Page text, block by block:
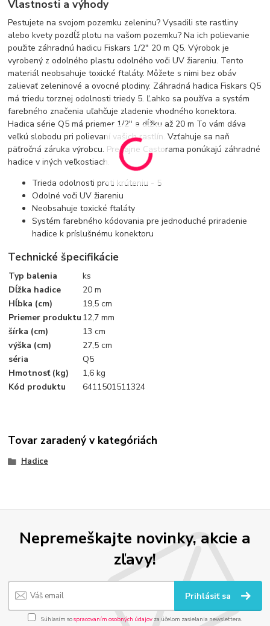
Vlastnosti a výhody
Pestujete na svojom pozemku zeleninu? Vysadili ste rastliny
alebo kvety pozdĺž plotu na vašom pozemku? Na ich polievanie
použite záhradnú hadicu Fiskars 1/2" 20 m Q5. Výrobok je
vyrobený z odolného plastu odolného voči UV žiareniu. Tento
materiál neobsahuje toxické ftaláty. Môžete s nimi bez obáv
zalievať zeleninové a ovocné plodiny. Záhradná hadica Fiskars Q5
má triedu torznej odolnosti triedy 5. Ľahko sa používa a systém
farebného značenia uľahčuje zladenie vhodného konektora.
Hadica série Q5 má priemer 1/2" a dĺžku až 20 m To vám dáva
veľkú slobodu pri polievaní vašich rastlín. Vzťahuje sa naň
päťročná záruka výrobcu. Predajne Castorama ponúkajú záhradné
hadice v iných veľkostiach.
Trieda odolnosti proti krúteniu - 5
Odolné voči UV žiareniu
Neobsahuje toxické ftaláty
Systém farebného kódovania pre jednoduché priradenie
hadice k príslušnému konektoru
Technické špecifikácie
Typ balenia
ks
Dĺžka hadice
20 m
Hĺbka (cm)
19,5 cm
Priemer produktu 12,7 mm
šírka (cm)
13 cm
výška (cm)
27,5 cm
séria
Q5
Hmotnosť (kg)
1,6 kg
Kód produktu
6411501511324
Tovar zaradený v kategóriách
Hadice
Nepremeškajte novinky, akcie a
zľavy!
Prihlásiť sa
Súhlasím sospracovaním osobných údajov za účelom zasielania newslettera.